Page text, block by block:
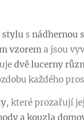
stylus nádhernou
vzorema jsou
dvě lucerny
každého
, které prozařují
a kouzla